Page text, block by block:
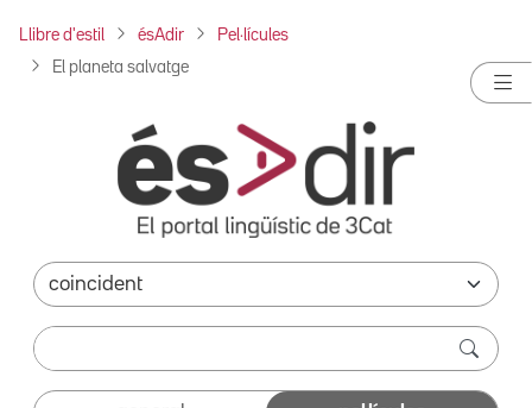
Llibre d'estil ésAdir Pel·lícules
El planeta salvatge